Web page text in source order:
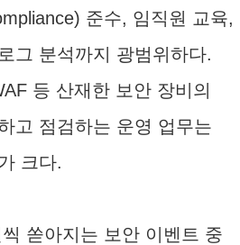
준수, 임직원 교육,
그 분석까지 광범위하다.
등 산재한 보안 장비의
고 점검하는 운영 업무는
크다.
쏟아지는 보안 이벤트 중